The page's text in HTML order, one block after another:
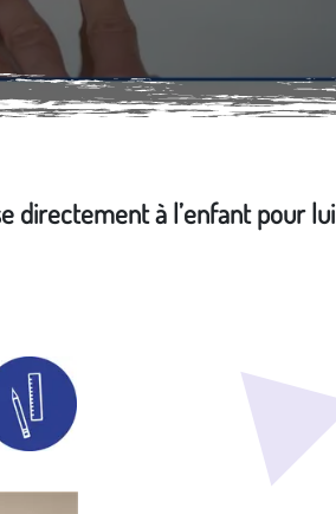
directement à l’enfant pour lui